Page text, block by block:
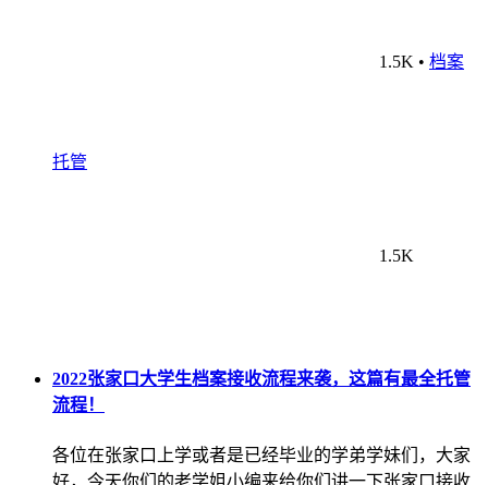
1.5K • 档案
托管
1.5K
2022张家口大学生档案接收流程来袭，这篇有最全托管
流程！
各位在张家口上学或者是已经毕业的学弟学妹们，大家
好，今天你们的老学姐小编来给你们讲一下张家口接收